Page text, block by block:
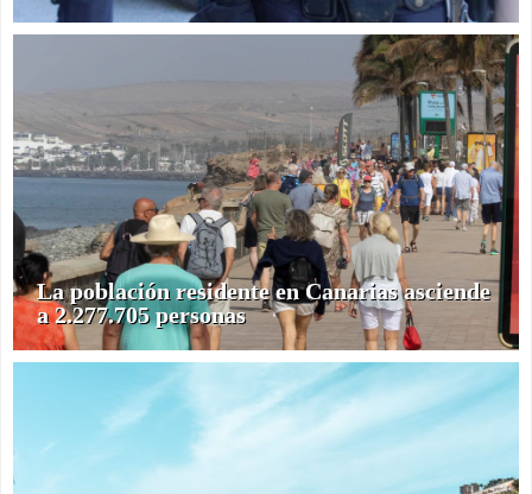
La población residente en Canarias asciende
a 2.277.705 personas